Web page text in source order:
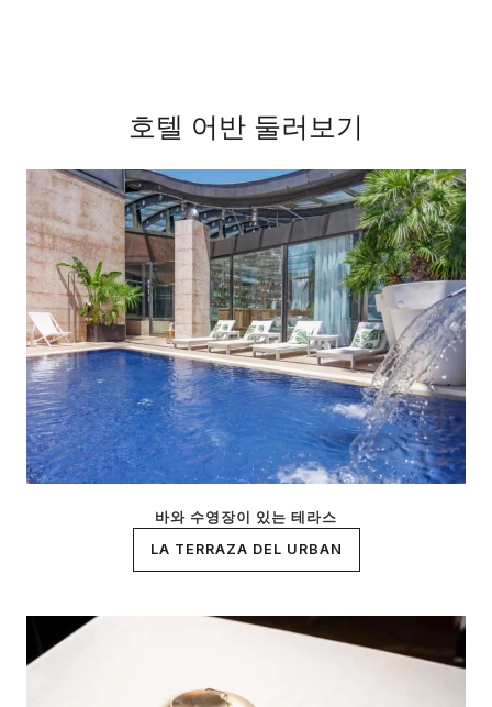
호텔 어반 둘러보기
바와 수영장이 있는 테라스
LA TERRAZA DEL URBAN